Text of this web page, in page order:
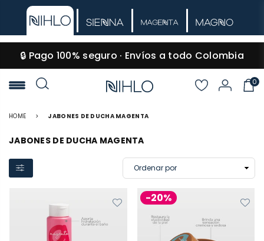
🔒 Pago 100% seguro · Envíos a todo Colombia
NIHLO
0
HOME > JABONES DE DUCHA MAGENTA
JABONES DE DUCHA MAGENTA
-20%